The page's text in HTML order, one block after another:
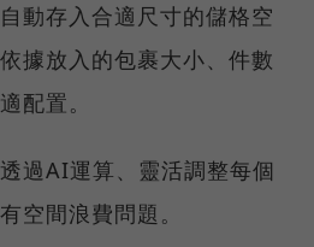
動存入合適尺寸的儲格空
據放入的包裹大小、件數
配置。
過AI運算、靈活調整每個
空間浪費問題。